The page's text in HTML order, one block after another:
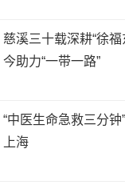
慈溪三十载深耕“徐
今助力“一带一路”
“中医生命急救三分
上海